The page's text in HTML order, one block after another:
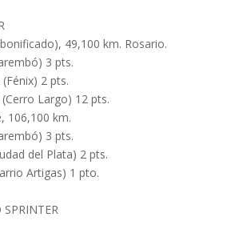
49,100 km. Rosario.
3 pts.
2 pts.
Largo) 12 pts.
106,100 km.
3 pts.
del Plata) 2 pts.
Artigas) 1 pto.
SPRINTER